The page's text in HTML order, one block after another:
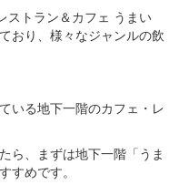
ストラン＆カフェ うまい
おり、様々なジャンルの飲
いる地下一階のカフェ・レ
ら、まずは地下一階「うま
すめです。